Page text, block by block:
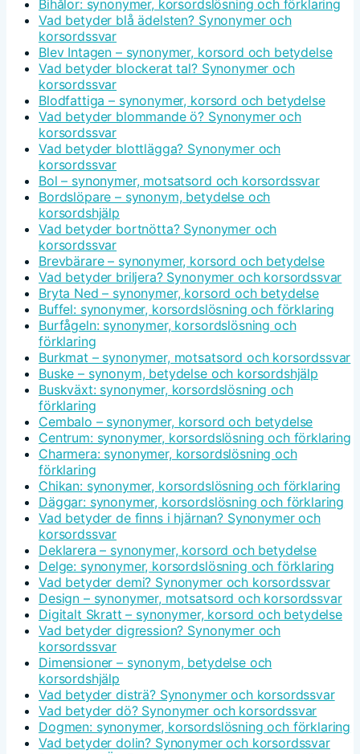
Bihålor: synonymer, korsordslösning och förklaring
Vad betyder blå ädelsten? Synonymer och
korsordssvar
Blev Intagen – synonymer, korsord och betydelse
Vad betyder blockerat tal? Synonymer och
korsordssvar
Blodfattiga – synonymer, korsord och betydelse
Vad betyder blommande ö? Synonymer och
korsordssvar
Vad betyder blottlägga? Synonymer och
korsordssvar
Bol – synonymer, motsatsord och korsordssvar
Bordslöpare – synonym, betydelse och
korsordshjälp
Vad betyder bortnötta? Synonymer och
korsordssvar
Brevbärare – synonymer, korsord och betydelse
Vad betyder briljera? Synonymer och korsordssvar
Bryta Ned – synonymer, korsord och betydelse
Buffel: synonymer, korsordslösning och förklaring
Burfågeln: synonymer, korsordslösning och
förklaring
Burkmat – synonymer, motsatsord och korsordssvar
Buske – synonym, betydelse och korsordshjälp
Buskväxt: synonymer, korsordslösning och
förklaring
Cembalo – synonymer, korsord och betydelse
Centrum: synonymer, korsordslösning och förklaring
Charmera: synonymer, korsordslösning och
förklaring
Chikan: synonymer, korsordslösning och förklaring
Däggar: synonymer, korsordslösning och förklaring
Vad betyder de finns i hjärnan? Synonymer och
korsordssvar
Deklarera – synonymer, korsord och betydelse
Delge: synonymer, korsordslösning och förklaring
Vad betyder demi? Synonymer och korsordssvar
Design – synonymer, motsatsord och korsordssvar
Digitalt Skratt – synonymer, korsord och betydelse
Vad betyder digression? Synonymer och
korsordssvar
Dimensioner – synonym, betydelse och
korsordshjälp
Vad betyder disträ? Synonymer och korsordssvar
Vad betyder dö? Synonymer och korsordssvar
Dogmen: synonymer, korsordslösning och förklaring
Vad betyder dolin? Synonymer och korsordssvar